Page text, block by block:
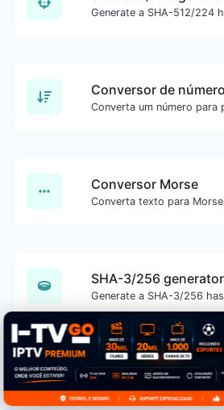
Conversor Morse
SHA-3/256 generator
SHA-1 generator